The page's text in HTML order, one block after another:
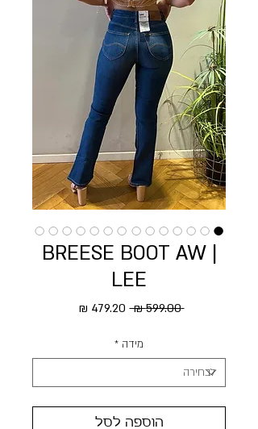
BREESE BOOT AW |
LEE
‏599.00 ‏₪ מחיר רגיל
מידה *
הוספה לסל